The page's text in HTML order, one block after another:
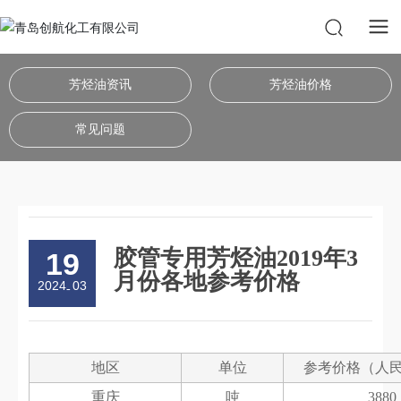
芳烃油资讯 芳烃油价格
常见问题
19
2024-03
胶管专用芳烃油2019年3
月份各地参考价格
地区 单位
参考价格（人
重庆
吨 3880